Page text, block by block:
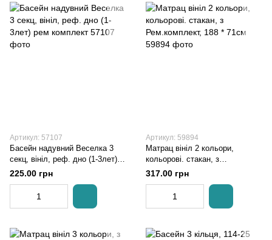
Артикул: 57107
Басейн надувний Веселка 3
секц, вініл, реф. дно (1-3лет)
рем комплект
225.00 грн
Артикул: 59894
Матрац вініл 2 кольори,
кольорові. стакан, з
Рем.комплект, 188 * 71см
317.00 грн